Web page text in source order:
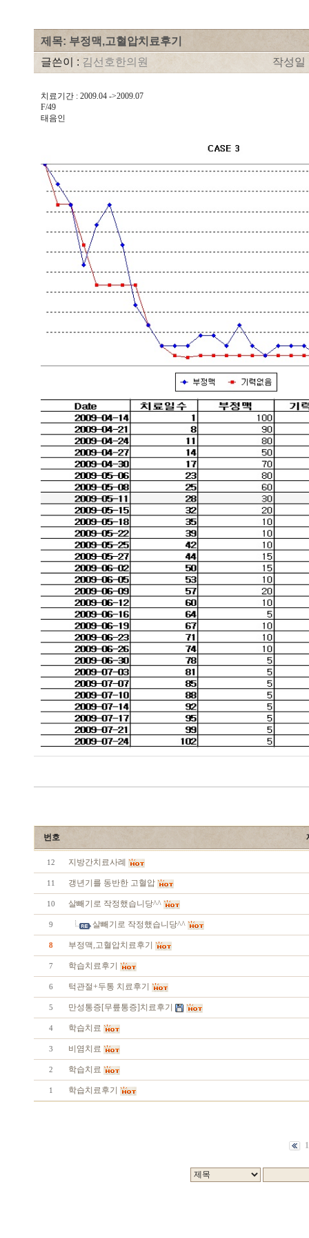
제목: 부정맥,고혈압치료후기
글쓴이 : 김선호한의원 작성일
치료기간 : 2009.04 ->2009.07
F/49
태음인
번호
12 지방간치료사례
11 갱년기를 동반한 고혈압
10 살빼기로 작정했습니당^^
9 살빼기로 작정했습니당^^
8 부정맥,고혈압치료후기
7 학습치료후기
6 턱관절+두통 치료후기
5 만성통증[무릎통증]치료후기
4 학습치료
3 비염치료
2 학습치료
1 학습치료후기
1